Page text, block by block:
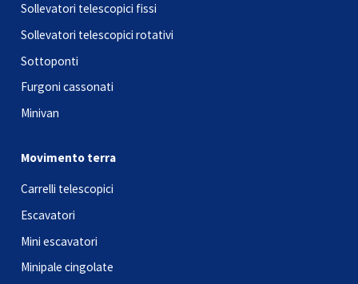
Sollevatori telescopici fissi
Sollevatori telescopici rotativi
Sottoponti
Furgoni cassonati
Minivan
Movimento terra
Carrelli telescopici
Escavatori
Mini escavatori
Minipale cingolate